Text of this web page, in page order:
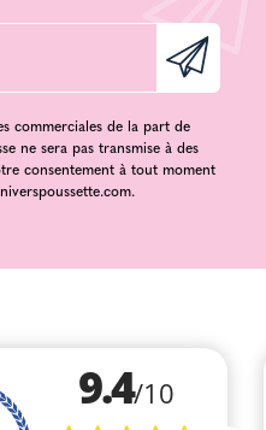
commerciales de la part de
ne sera pas transmise à des
consentement à tout moment
.